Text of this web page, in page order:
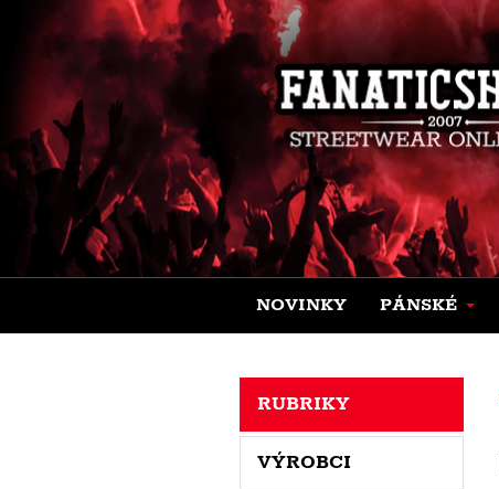
NOVINKY PÁNSKÉ
RUBRIKY
VÝROBCI